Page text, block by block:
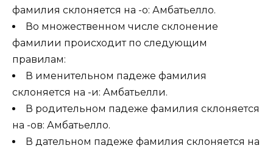
фамилия склоняется на -о: Амбатьелло.
Во множественном числе склонение
фамилии происходит по следующим
правилам:
В именительном падеже фамилия
склоняется на -и: Амбатьелли.
В родительном падеже фамилия склоняется
на -ов: Амбатьелло.
В дательном падеже фамилия склоняется на